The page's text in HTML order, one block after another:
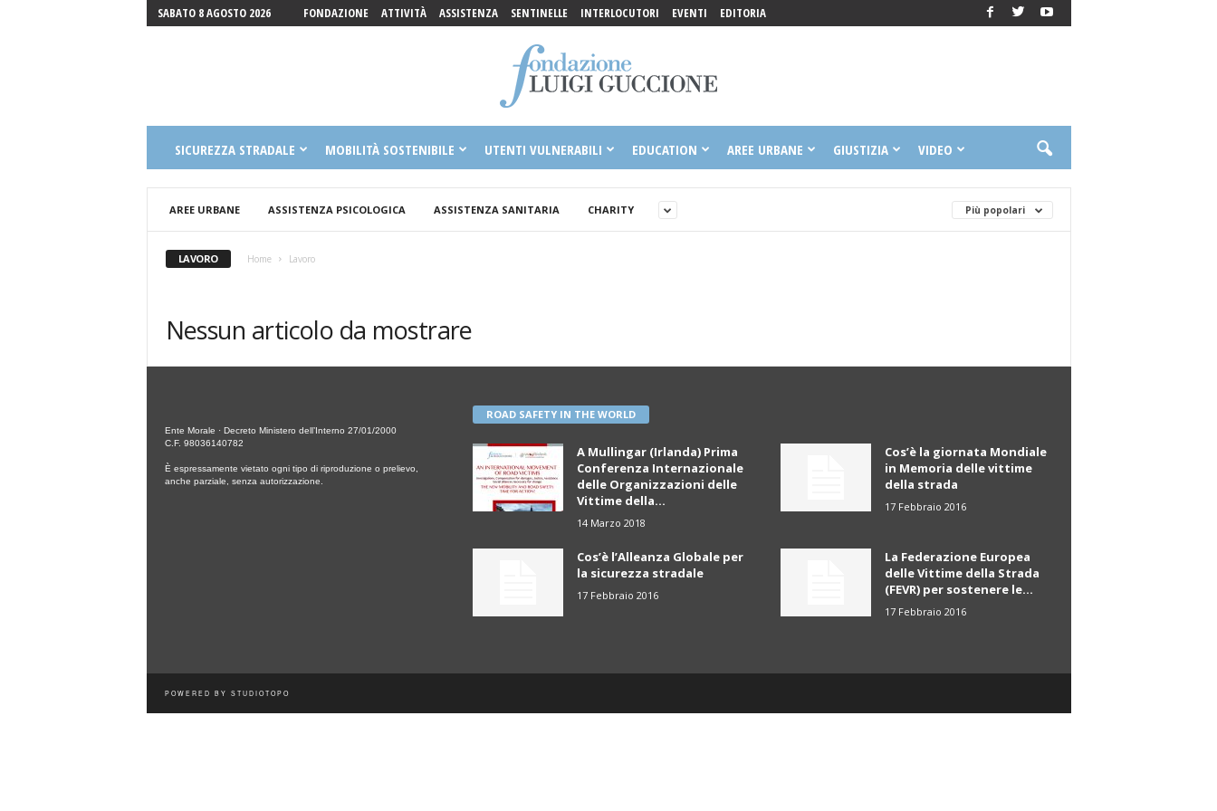
SABATO 8 AGOSTO 2026 FONDAZIONE ATTIVITÀ ASSISTENZA SENTINELLE INTERLOCUTORI EVENTI EDITORIA
Guccione
Onlus
SICUREZZA STRADALE MOBILITÀ SOSTENIBILE UTENTI VULNERABILI EDUCATION AREE URBANE GIUSTIZIA VIDEO
AREE URBANE ASSISTENZA PSICOLOGICA ASSISTENZA SANITARIA CHARITY Più popolari
LAVORO Home Lavoro
Nessun articolo da mostrare
Ente Morale · Decreto Ministero dell’Interno 27/01/2000
C.F. 98036140782
È espressamente vietato ogni tipo di riproduzione o prelievo,
anche parziale, senza autorizzazione.
ROAD SAFETY IN THE WORLD
A Mullingar (Irlanda) Prima
Conferenza Internazionale
delle Organizzazioni delle
Vittime della...
14 Marzo 2018
Cos’è la giornata Mondiale
in Memoria delle vittime
della strada
17 Febbraio 2016
Cos’è l’Alleanza Globale per
la sicurezza stradale
17 Febbraio 2016
La Federazione Europea
delle Vittime della Strada
(FEVR) per sostenere le...
17 Febbraio 2016
POWERED BY STUDIOTOPO